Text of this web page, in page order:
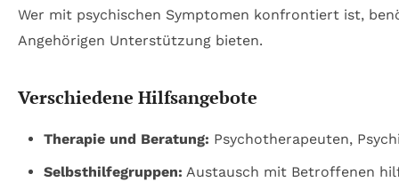
Wer mit psychischen Symptomen konfrontiert ist,
Angehörigen Unterstützung bieten.
Verschiedene Hilfsangebote
Therapie und Beratung: Psychotherapeuten,
Selbsthilfegruppen: Austausch mit Betroffenen